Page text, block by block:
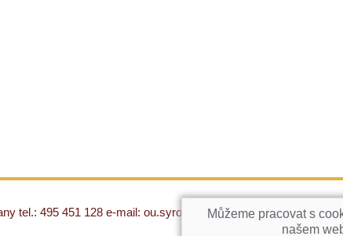
tel.: 495 451 128 e-mail: ou.syrovatka@c-box.cz
Můžeme pracovat s
našem